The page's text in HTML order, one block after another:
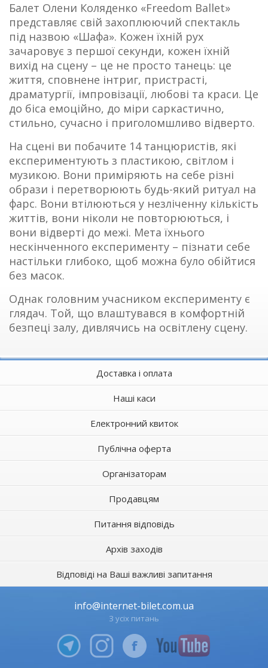
Балет Олени Коляденко «Freedom Ballet»
представляє свій захоплюючий спектакль
під назвою «Шафа». Кожен їхній рух
зачаровує з першої секунди, кожен їхній
вихід на сцену – це не просто танець: це
життя, сповнене інтриг, пристрасті,
драматургії, імпровізації, любові та краси. Це
до біса емоційно, до міри саркастично,
стильно, сучасно і приголомшливо відверто.
На сцені ви побачите 14 танцюристів, які
експериментують з пластикою, світлом і
музикою. Вони приміряють на себе різні
образи і перетворюють будь-який ритуал на
фарс. Вони втілюються у незліченну кількість
життів, вони ніколи не повторюються, і
вони відверті до межі. Мета їхнього
нескінченного експерименту – пізнати себе
настільки глибоко, щоб можна було обійтися
без масок.
Однак головним учасником експерименту є
глядач. Той, що влаштувався в комфортній
безпеці залу, дивлячись на освітлену сцену.
Доставка і оплата
Наші каси
Електронний квиток
Публічна оферта
Організаторам
Продавцям
Питання відповідь
Архів заходів
Відповіді на Ваші важливі запитання
info@internet-bilet.com.ua
З усіх питань